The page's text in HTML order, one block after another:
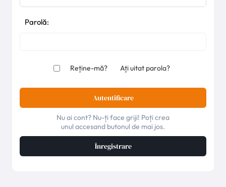
Parolă:
Reține-mă? Ați uitat parola?
Autentificare
Nu ai cont? Nu-ți face griji! Poți crea
unul accesand butonul de mai jos.
Înregistrare